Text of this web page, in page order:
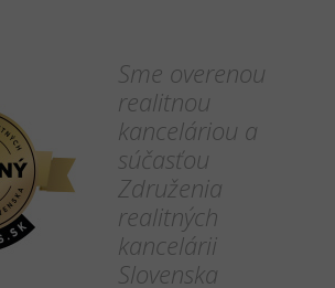
Sme overenou
realitnou
kanceláriou a
súčasťou
Združenia
realitných
kancelárii
Slovenska